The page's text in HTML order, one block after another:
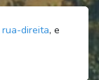
rua-direita, e